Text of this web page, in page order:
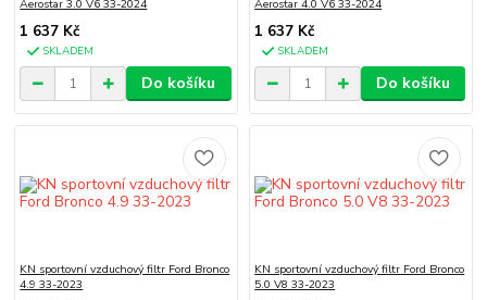
Aerostar 3.0 V6 33-2024
1 637 Kč
SKLADEM
Do košíku
Aerostar 4.0 V6 33-2024
1 637 Kč
SKLADEM
Do košíku
KN sportovní vzduchový filtr Ford Bronco
4.9 33-2023
KN sportovní vzduchový filtr Ford Bronco
5.0 V8 33-2023